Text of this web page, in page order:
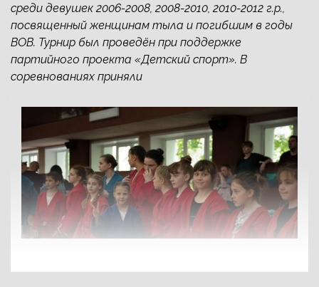
среди девушек 2006-2008, 2008-2010, 2010-2012 г.р.,
посвященный женщинам тыла и погибшим в годы
ВОВ. Турнир был проведён при поддержке
партийного проекта «Детский спорт». В
соревнованиях приняли